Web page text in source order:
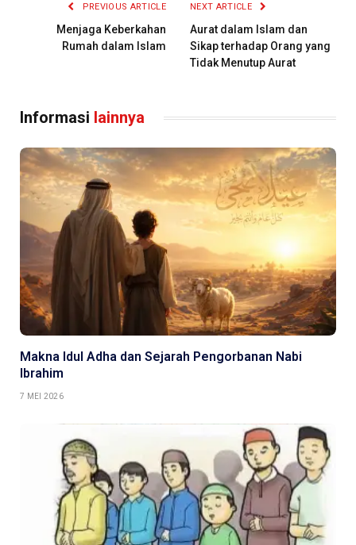
PREVIOUS ARTICLE
Menjaga Keberkahan
Rumah dalam Islam
NEXT ARTICLE
Aurat dalam Islam dan
Sikap terhadap Orang yang
Tidak Menutup Aurat
Informasi lainnya
Makna Idul Adha dan Sejarah Pengorbanan Nabi
Ibrahim
7 MEI 2026